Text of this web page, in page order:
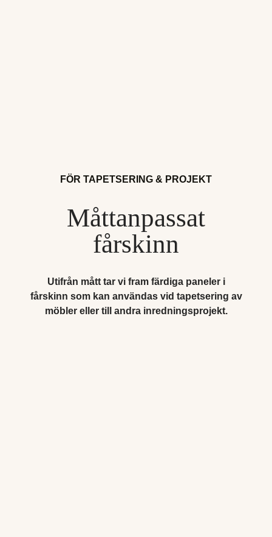
FÖR TAPETSERING & PROJEKT
Måttanpassat
fårskinn
Utifrån mått tar vi fram färdiga paneler i
fårskinn som kan användas vid tapetsering av
möbler eller till andra inredningsprojekt.